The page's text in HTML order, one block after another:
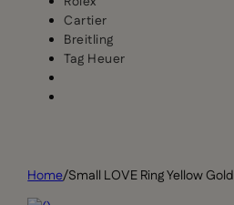
Cartier
Breitling
Tag Heuer
Home/Small LOVE Ring Yellow Gold